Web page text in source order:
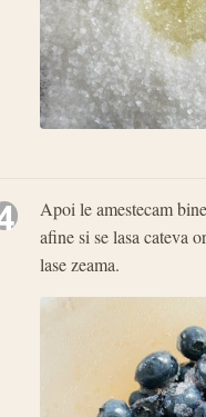
Apoi le amestecam
afine si se lasa cateva
lase zeama.